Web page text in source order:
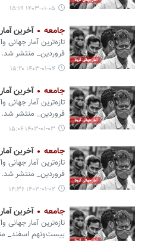
۱۴۰۳-۰۱-۰۵ ۱۵:۱۹
جامعه آخرین آمار جهانی
تازه‌ترین آمار جهانی
فروردین_ منتشر شد.
۱۴۰۳-۰۱-۰۴ ۱۵:۲۰
جامعه آخرین آمار جهانی
تازه‌ترین آمار جهانی
فروردین_ منتشر شد.
۱۴۰۳-۰۱-۰۳ ۱۵:۰۶
جامعه آخرین آمار جهانی
تازه‌ترین آمار جهانی
فروردین_ منتشر شد.
۱۴۰۳-۰۱-۰۲ ۱۴:۳۶
جامعه آخرین آمار کرونا در
تازه‌ترین آمار جهانی
بیست‌ونهم اسفند_